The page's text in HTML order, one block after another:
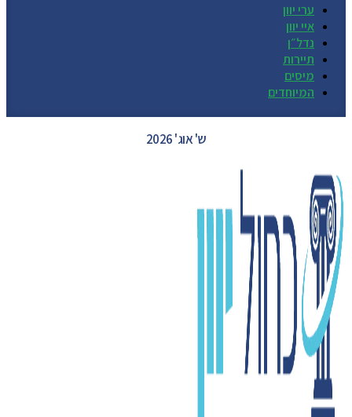
ערי יוון
איי יוון
נדל״ן
תיירות
מיסים
המיוחדים
ש' אוג' 2026